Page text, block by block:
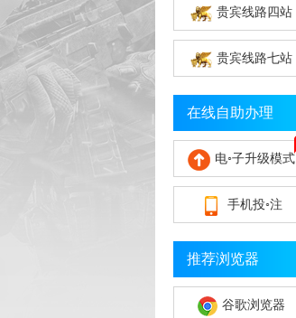
贵宾线路四站
贵宾线路七站
在线自助办理
电◦子升级模式
手机投◦注
推荐浏览器
谷歌浏览器